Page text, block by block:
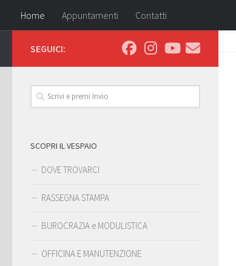
Home Appuntamenti Contatti
SEGUICI:
SCOPRI IL VESPAIO
DOVE TROVARCI
RASSEGNA STAMPA
BUROCRAZIA e MODULISTICA
OFFICINA E MANUTENZIONE